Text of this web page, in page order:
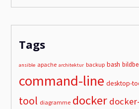
Tags
ansible apache architektur backup bash
command-line desktop-
tool diagramme docker